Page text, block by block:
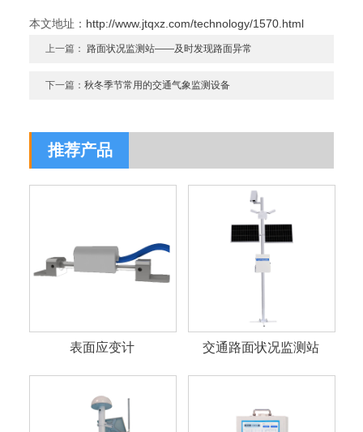
本文地址： http://www.jtqxz.com/technology/1570.html
上一篇：路面状况监测站——及时发现路面异常
下一篇：秋冬季节常用的交通气象监测设备
推荐产品
表面应变计 交通路面状况监测站